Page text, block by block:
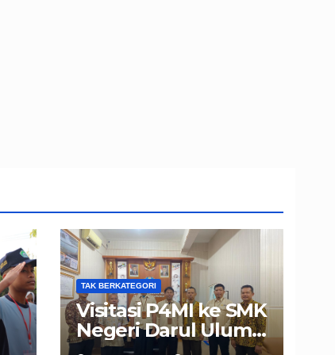
TAK BERKATEGORI
Visitasi P4MI ke SMK
Negeri Darul Ulum
Muncar